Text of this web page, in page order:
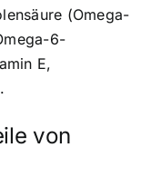
(Omega-
6-
E,
von